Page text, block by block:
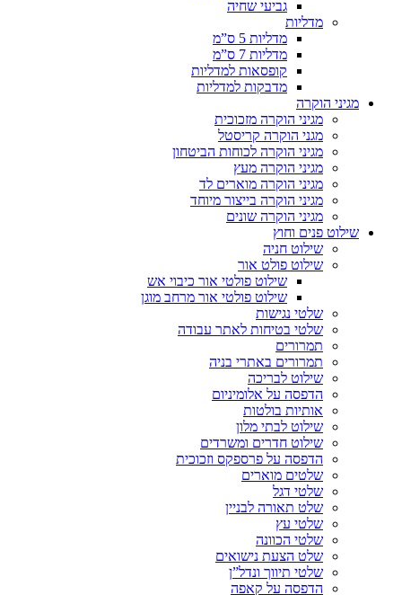
גביעי שחיה
מדליות
מדליות 5 ס”מ
מדליות 7 ס”מ
קופסאות למדליות
מדבקות למדליות
מגיני הוקרה
מגיני הוקרה מזכוכית
מגני הוקרה קריסטל
מגיני הוקרה לכוחות הביטחון
מגיני הוקרה מעץ
מגיני הוקרה מוארים לד
מגיני הוקרה בייצור מיוחד
מגיני הוקרה שונים
שילוט פנים וחוץ
שילוט חניה
שילוט פולט אור
שילוט פולטי אור כיבוי אש
שילוט פולטי אור מרחב מוגן
שלטי נגישות
שלטי בטיחות לאתר עבודה
תמרורים
תמרורים באתרי בניה
שילוט לבריכה
הדפסה על אלומיניום
אותיות בולטות
שילוט לבתי מלון
שילוט חדרים ומשרדים
הדפסה על פרספקס וזכוכית
שלטים מוארים
שלטי דגל
שלט תאורה לבניין
שלטי עץ
שלטי הכוונה
שלט הצעת נישואים
שלטי תיווך ונדל”ן
הדפסה על קאפה